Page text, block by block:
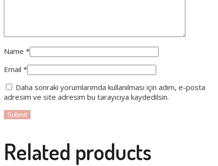
Name *
Email *
Daha sonraki yorumlarımda kullanılması için adım, e-posta
adresim ve site adresim bu tarayıcıya kaydedilsin.
Related products